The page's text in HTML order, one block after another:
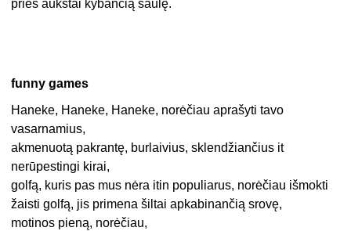
prieš aukštai kybančią saulę.
funny games
Haneke, Haneke, Haneke, norėčiau aprašyti tavo
vasarnamius,
akmenuotą pakrantę, burlaivius, sklendžiančius it
nerūpestingi kirai,
golfą, kuris pas mus nėra itin populiarus, norėčiau išmokti
žaisti golfą, jis primena šiltai apkabinančią srovę,
motinos pieną, norėčiau,